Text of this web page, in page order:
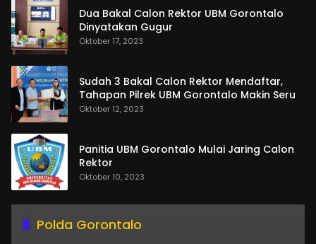
Dua Bakal Calon Rektor UBM Gorontalo
Dinyatakan Gugur
Oktober 17, 2023
Sudah 3 Bakal Calon Rektor Mendaftar,
Tahapan Pilrek UBM Gorontalo Makin Seru
Oktober 12, 2023
Panitia UBM Gorontalo Mulai Jaring Calon
Rektor
Oktober 10, 2023
Polda Gorontalo